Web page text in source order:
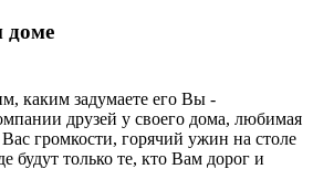
доме
каким задумаете его Вы -
друзей у своего дома, любимая
громкости, горячий ужин на столе
будут только те, кто Вам дорог и